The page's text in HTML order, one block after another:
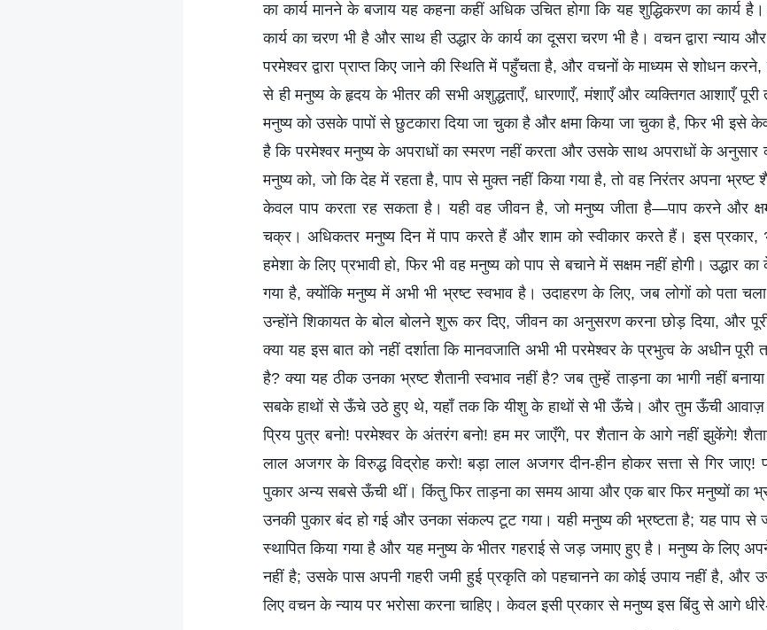
का कार्य मानने के बजाय यह कहना कहीं अधिक उचित होगा कि यह शुद्धिकरण का कार्य
कार्य का चरण भी है और साथ ही उद्धार के कार्य का दूसरा चरण भी है। वचन द्वारा न्याय
परमेश्वर द्वारा प्राप्त किए जाने की स्थिति में पहुँचता है, और वचनों के माध्यम से शोधन
से ही मनुष्य के हृदय के भीतर की सभी अशुद्धताएँ, धारणाएँ, मंशाएँ और व्यक्तिगत आशाएँ
मनुष्य को उसके पापों से छुटकारा दिया जा चुका है और क्षमा किया जा चुका है, फिर भी इसे
है कि परमेश्वर मनुष्य के अपराधों का स्मरण नहीं करता और उसके साथ अपराधों के अनुसार
मनुष्य को, जो कि देह में रहता है, पाप से मुक्त नहीं किया गया है, तो वह निरंतर अपना
केवल पाप करता रह सकता है। यही वह जीवन है, जो मनुष्य जीता है—पाप करने और
चक्र। अधिकतर मनुष्य दिन में पाप करते हैं और शाम को स्वीकार करते हैं। इस प्रकार,
हमेशा के लिए प्रभावी हो, फिर भी वह मनुष्य को पाप से बचाने में सक्षम नहीं होगी। उद्धार
गया है, क्योंकि मनुष्य में अभी भी भ्रष्ट स्वभाव है। उदाहरण के लिए, जब लोगों को पता
उन्होंने शिकायत के बोल बोलने शुरू कर दिए, जीवन का अनुसरण करना छोड़ दिया, और
क्या यह इस बात को नहीं दर्शाता कि मानवजाति अभी भी परमेश्वर के प्रभुत्व के अधीन पूरी
है? क्या यह ठीक उनका भ्रष्ट शैतानी स्वभाव नहीं है? जब तुम्हें ताड़ना का भागी नहीं
सबके हाथों से ऊँचे उठे हुए थे, यहाँ तक कि यीशु के हाथों से भी ऊँचे। और तुम ऊँची आवाज़
प्रिय पुत्र बनो! परमेश्वर के अंतरंग बनो! हम मर जाएँगे, पर शैतान के आगे नहीं झुकेंगे!
लाल अजगर के विरुद्ध विद्रोह करो! बड़ा लाल अजगर दीन-हीन होकर सत्ता से गिर जाए!
पुकार अन्य सबसे ऊँची थीं। किंतु फिर ताड़ना का समय आया और एक बार फिर मनुष्यों का
उनकी पुकार बंद हो गई और उनका संकल्प टूट गया। यही मनुष्य की भ्रष्टता है; यह पाप से
स्थापित किया गया है और यह मनुष्य के भीतर गहराई से जड़ जमाए हुए है। मनुष्य के लिए
नहीं है; उसके पास अपनी गहरी जमी हुई प्रकृति को पहचानने का कोई उपाय नहीं है, और
लिए वचन के न्याय पर भरोसा करना चाहिए। केवल इसी प्रकार से मनुष्य इस बिंदु से आगे